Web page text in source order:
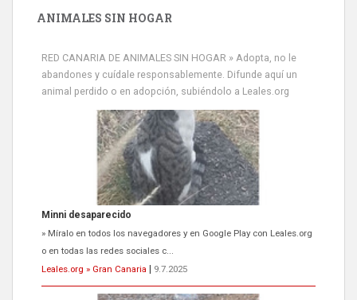
ANIMALES SIN HOGAR
RED CANARIA DE ANIMALES SIN HOGAR » Adopta, no le
abandones y cuídale responsablemente. Difunde aquí un
animal perdido o en adopción, subiéndolo a Leales.org
Siami Perdida
Se llama Siami,es hembra de 4 años,esterilizada con marca de
oreja,cariñosa,mimosa pero miedosa,e...
Leales.org » Gran Canaria
9.7.2025